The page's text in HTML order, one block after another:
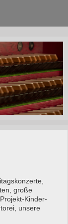
große
Kinder-
unsere